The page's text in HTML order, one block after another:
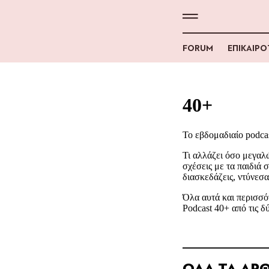
FORUM
40+
Το εβδομαδιαίο
Τι αλλάζει όσο
σχέσεις με τα παιδιά
διασκεδάζεις,
Όλα αυτά και
Podcast 40+ από τις